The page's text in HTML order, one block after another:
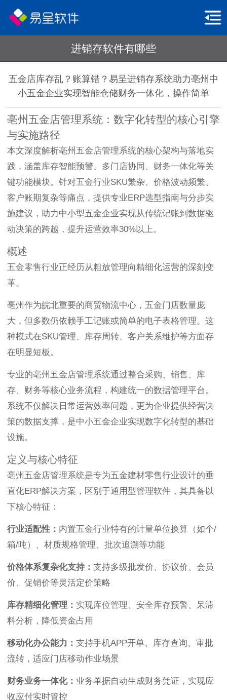
进销存软件有哪些
五金店库存乱？账算错？易呈进销存系统助力亳州中
小五金企业实现智能仓储财务一体化，操作简单
亳州五金店管理系统：数字化转型的核心引擎
与实施路径
本文深度解析亳州五金店管理系统的核心架构与落地实
践，涵盖库存智能预警、多门店协同、财务一体化等关
键功能模块。针对五金行业SKU繁杂、价格波动频繁、
客户账期复杂等痛点，提供专业ERP选型指南与分步实
施建议，助力中小型五金企业实现从传统记账到数据驱
动决策的跨越，提升运营效率30%以上。
概述
五金零售行业正经历从粗放管理向精细化运营的深刻变
革。
亳州作为皖北重要的商贸物流中心，五金门店数量庞
大，但多数仍依赖手工记账或简单的电子表格管理。这
种模式在SKU管理、库存周转、客户关系维护等方面存
在明显短板。
专业的亳州五金店管理系统通过整合采购、销售、库
存、财务等核心业务流程，构建统一的数据管理平台。
系统不仅解决日常运营效率问题，更为企业提供经营决
策的数据支撑，是中小五金企业实现数字化转型的基础
设施。
定义与核心特征
亳州五金店管理系统是专为五金建材零售行业设计的垂
直化ERP解决方案，区别于通用型管理软件，其具备以
下核心特征：
行业适配性： 内置五金行业特有的计量单位换算（如个/
箱/吨）、材质规格管理、批次追溯等功能
价格体系复杂化支持： 支持多级批发价、协议价、会员
价、促销价等灵活定价策略
库存精细化管理： 实现库位管理、安全库存预警、呆滞
料分析，降低资金占用
移动化办公能力： 支持手机APP开单、库存查询、审批
流转，适应门店移动作业场景
财务业务一体化： 业务单据自动生成财务凭证，实现应
收应付实时管控